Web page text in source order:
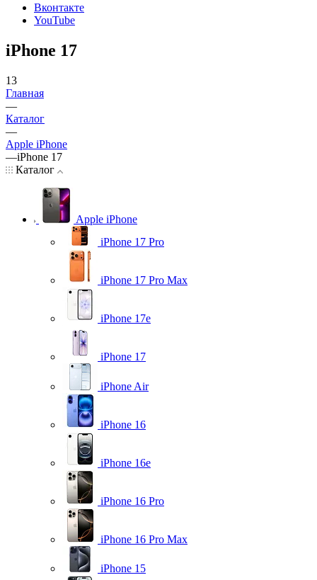
Вконтакте
YouTube
iPhone 17
13
Главная
—
Каталог
—
Apple iPhone
—iPhone 17
Каталог
Apple iPhone
iPhone 17 Pro
iPhone 17 Pro Max
iPhone 17e
iPhone 17
iPhone Air
iPhone 16
iPhone 16e
iPhone 16 Pro
iPhone 16 Pro Max
iPhone 15